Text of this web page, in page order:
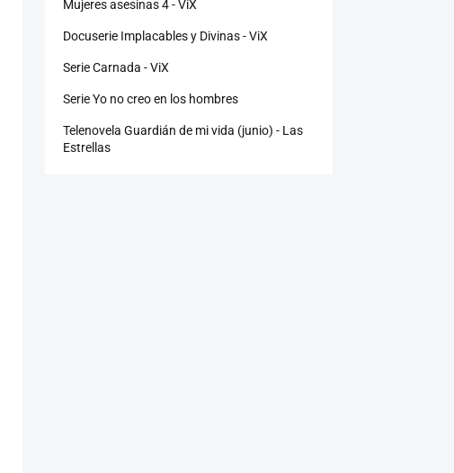
Mujeres asesinas 4 - ViX
Docuserie Implacables y Divinas - ViX
Serie Carnada - ViX
Serie Yo no creo en los hombres
Telenovela Guardián de mi vida (junio) - Las
Estrellas